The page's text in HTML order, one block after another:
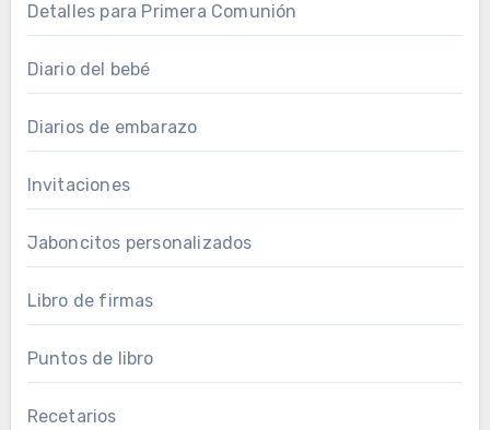
Detalles para Primera Comunión
Diario del bebé
Diarios de embarazo
Invitaciones
Jaboncitos personalizados
Libro de firmas
Puntos de libro
Recetarios